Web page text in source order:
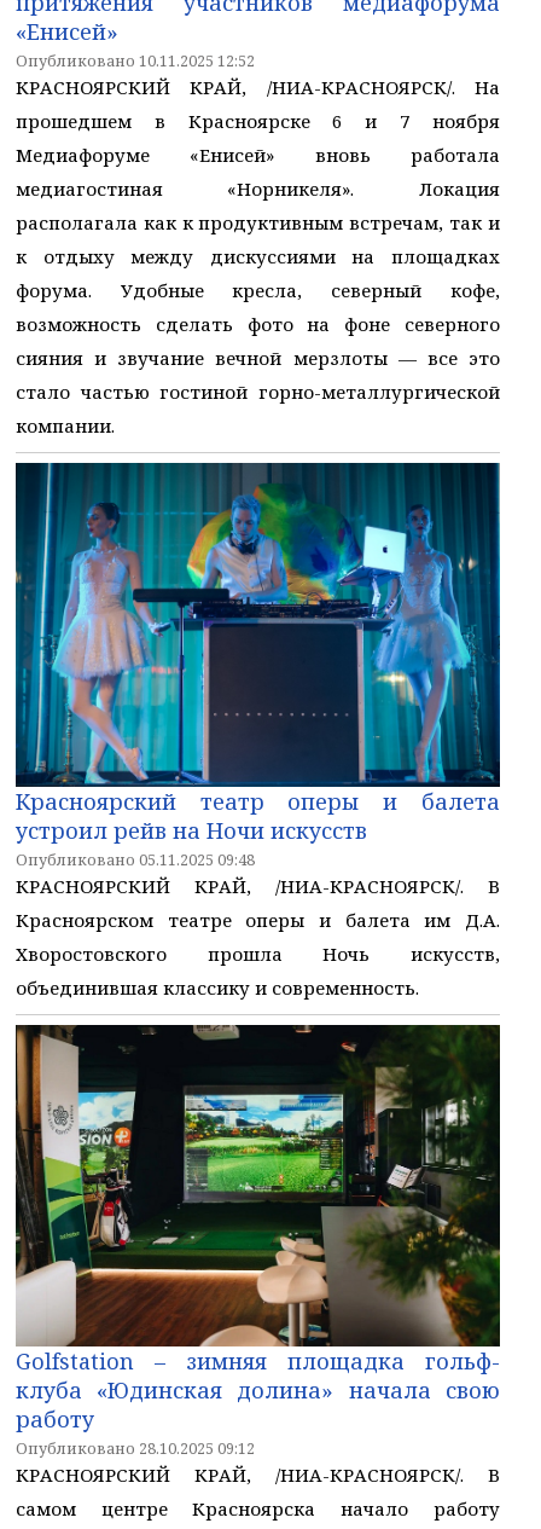
«Енисей»
Опубликовано 10.11.2025 12:52
КРАСНОЯРСКИЙ КРАЙ, /НИА-КРАСНОЯРСК/. На
прошедшем в Красноярске 6 и 7 ноября
Медиафоруме «Енисей» вновь работала
медиагостиная «Норникеля». Локация
располагала как к продуктивным встречам, так и
к отдыху между дискуссиями на площадках
форума. Удобные кресла, северный кофе,
возможность сделать фото на фоне северного
сияния и звучание вечной мерзлоты — все это
стало частью гостиной горно-металлургической
компании.
Красноярский театр оперы и балета
устроил рейв на Ночи искусств
Опубликовано 05.11.2025 09:48
КРАСНОЯРСКИЙ КРАЙ, /НИА-КРАСНОЯРСК/. В
Красноярском театре оперы и балета им Д.А.
Хворостовского прошла Ночь искусств,
объединившая классику и современность.
Golfstation – зимняя площадка гольф-
клуба «Юдинская долина» начала свою
работу
Опубликовано 28.10.2025 09:12
КРАСНОЯРСКИЙ КРАЙ, /НИА-КРАСНОЯРСК/. В
самом центре Красноярска начало работу